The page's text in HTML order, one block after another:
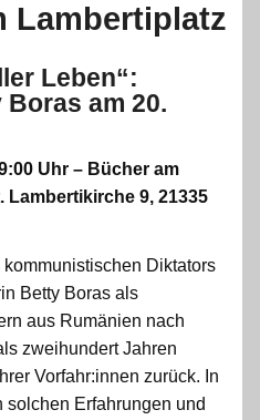
Lambertiplatz
Leben“:
am 20.
Uhr – Bücher am
Lambertikirche 9, 21335
Diktators
Betty Boras als
aus Rumänien nach
zweihundert Jahren
Vorfahr:innen zurück. In
solchen Erfahrungen und